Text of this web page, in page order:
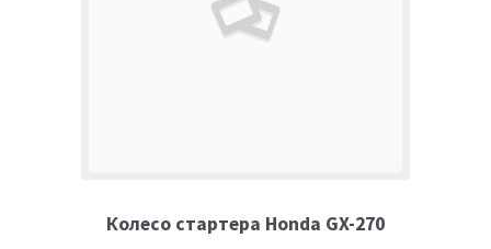
Колесо стартера Honda GX-270